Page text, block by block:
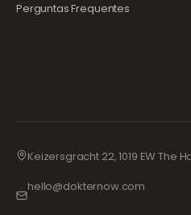
Perguntas Frequentes
Keizersgracht 22, 1019 EW The
hello@dokternow.com